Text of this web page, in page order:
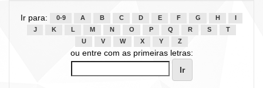
Ir para: 0-9 A B C D E F G H
J
K L M N O P Q R S
T
U
V W X Y Z
ou entre com as primeiras letras: